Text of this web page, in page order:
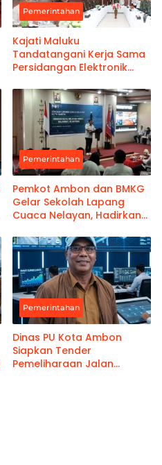
Pemerintahan
Kajati Maluku
Tandatangani Kerja Sama
Persidangan Elektronik
Kanwil Pemasyarakatan
Maluku
Pemerintahan
Pemkot Ambon dan BMKG
Gelar Sekolah Lapang
Cuaca Nelayan, Hadirkan
Pemerintahan
Dinas PU Kota Ambon
Siapkan Tender
Pemeliharaan Jalan